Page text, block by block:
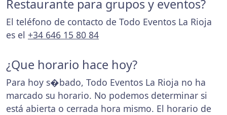
Restaurante para grupos y eventos?
El teléfono de contacto de Todo Eventos La Rioja
es el +34 646 15 80 84
¿Que horario hace hoy?
Para hoy s�bado, Todo Eventos La Rioja no ha
marcado su horario. No podemos determinar si
está abierta o cerrada hora mismo. El horario de